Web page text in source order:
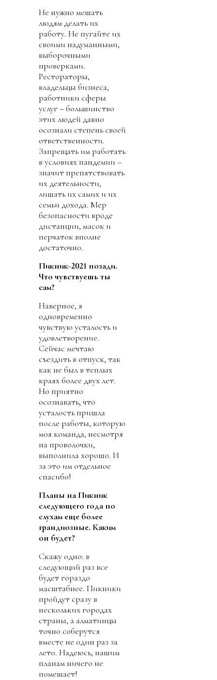
Не нужно мешать
людям делать их
работу. Не пугайте их
своими надуманными,
выборочными
проверками.
Рестораторы,
владельцы бизнеса,
работники сферы
услуг – большинство
этих людей давно
осознали степень своей
ответственности.
Запрещать им работать
в условиях пандемии –
значит препятствовать
их деятельности,
лишать их самих и их
семьи дохода. Мер
безопасности вроде
дистанции, масок и
перчаток вполне
достаточно.
Пикник-2021 позади.
Что чувствуешь ты
сам?
Наверное, я
одновременно
чувствую усталость и
удовлетворение.
Сейчас мечтаю
съездить в отпуск, так
как не был в теплых
краях более двух лет.
Но приятно
осознавать, что
усталость пришла
после работы, которую
моя команда, несмотря
на проволочки,
выполнила хорошо. И
за это им отдельное
спасибо!
Планы на Пикник
следующего года по
слухам еще более
грандиозные. Каким
он будет?
Скажу одно: в
следующий раз все
будет гораздо
масштабнее. Пикники
пройдут сразу в
нескольких городах
страны, а алматинцы
точно соберутся
вместе не один раз за
лето. Надеюсь, нашим
планам ничего не
помешает!